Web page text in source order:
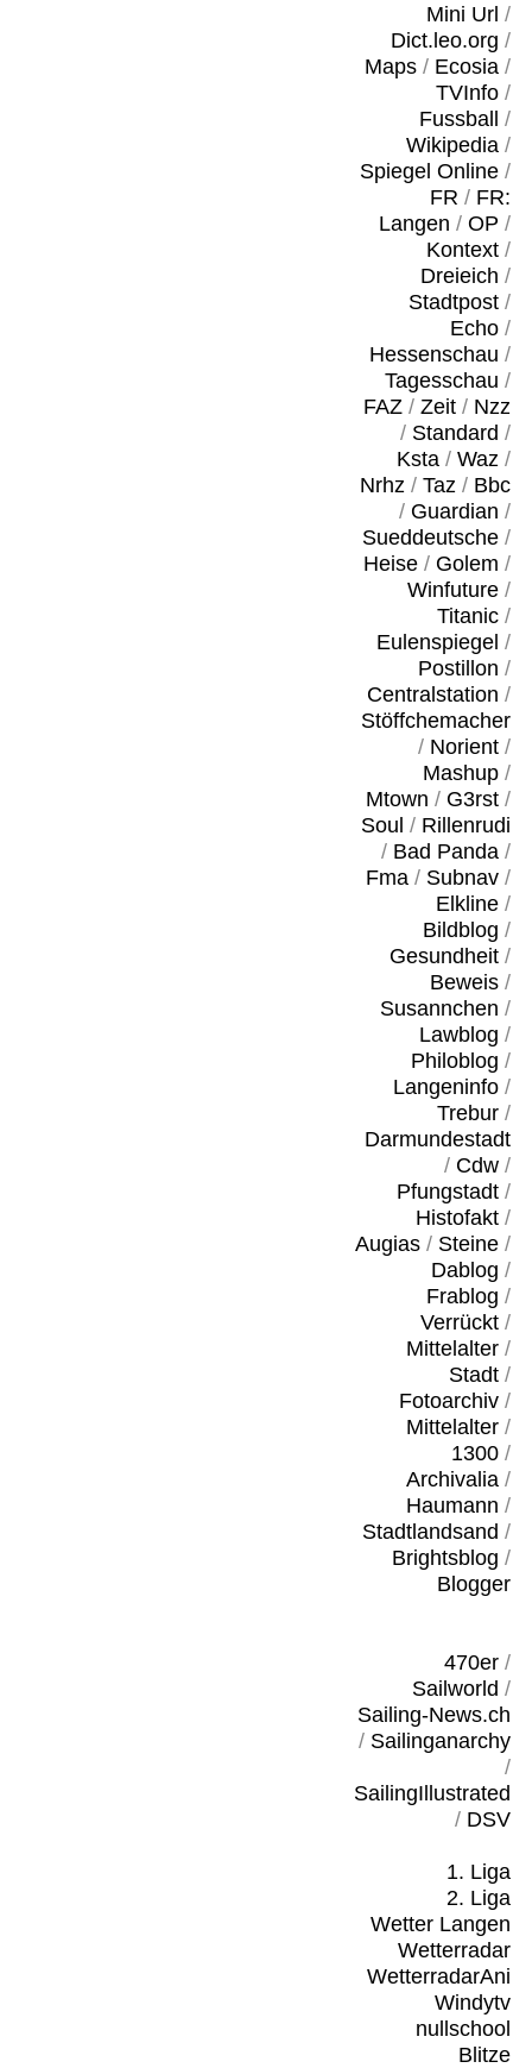
Mini Url /
Dict.leo.org /
Maps/ Ecosia/
TVInfo/
Fussball
/
Wikipedia/
Spiegel Online/
FR / FR:
Langen / OP /
Kontext/
Dreieich /
Stadtpost/
Echo/
Hessenschau /
Tagesschau /
FAZ/ Zeit/ Nzz
/ Standard /
Ksta/ Waz/
Nrhz/ Taz/ Bbc
/ Guardian /
Sueddeutsche/
Heise/ Golem /
Winfuture/
Titanic/
Eulenspiegel /
Postillon /
Centralstation /
Stöffchemacher
/ Norient/
Mashup/
Mtown / G3rst/
Soul / Rillenrudi
/ Bad Panda/
Fma/ Subnav/
Elkline/
Bildblog /
Gesundheit/
Beweis/
Susannchen /
Lawblog /
Philoblog /
Langeninfo/
Trebur/
Darmundestadt
/ Cdw/
Pfungstadt/
Histofakt/
Augias/ Steine/
Dablog /
Frablog /
Verrückt/
Mittelalter/
Stadt/
Fotoarchiv/
Mittelalter/
1300/
Archivalia/
Haumann /
Stadtlandsand /
Brightsblog /
Blogger
470er/
Sailworld /
Sailing-News.ch
/ Sailinganarchy
/
SailingIllustrated
/ DSV
1. Liga
2. Liga
Wetter Langen
Wetterradar
WetterradarAni
Windytv
nullschool
Blitze